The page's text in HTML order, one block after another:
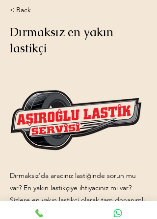
< Back
Dırmaksız en yakın
lastikçi
Dırmaksız'da aracınız lastiğinde sorun mu
var? En yakın lastikçiye ihtiyacınız mı var?
Sizlere en yakın lastikçi olarak tam donanımlı
servis aracımız ve işinde uzman ekip